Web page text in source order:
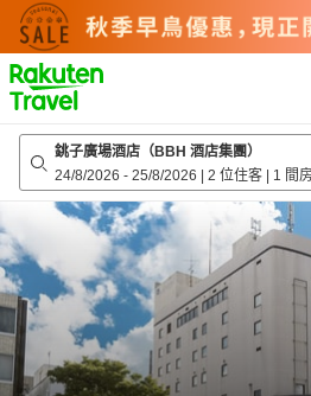
to
top
page
銚子廣場酒店（BBH 酒店集團）
24/8/2026 - 25/8/2026 | 2 位住客 | 1 間房